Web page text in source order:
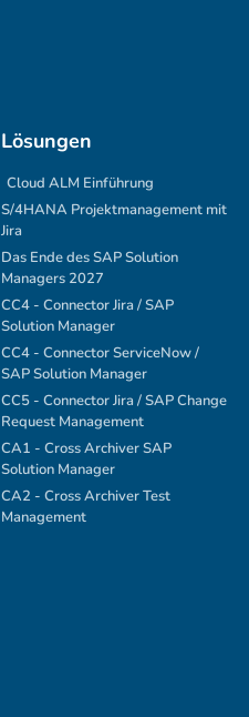
Lösungen
Cloud ALM Einführung
S/4HANA Projektmanagement mit
Jira
Das Ende des SAP Solution
Managers 2027
CC4 - Connector Jira / SAP
Solution Manager
CC4 - Connector ServiceNow /
SAP Solution Manager
CC5 - Connector Jira / SAP Change
Request Management
CA1 - Cross Archiver SAP
Solution Manager
CA2 - Cross Archiver Test
Management